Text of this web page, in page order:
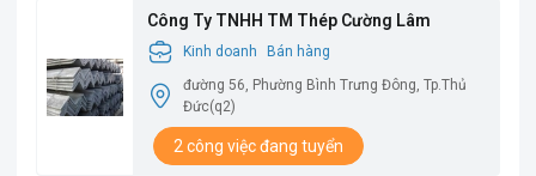
Công Ty TNHH TM Thép Cường Lâm
Kinh doanh
Bán hàng
đường 56, Phường Bình Trưng Đông, Tp.Thủ
Đức(q2)
2 công việc đang tuyển